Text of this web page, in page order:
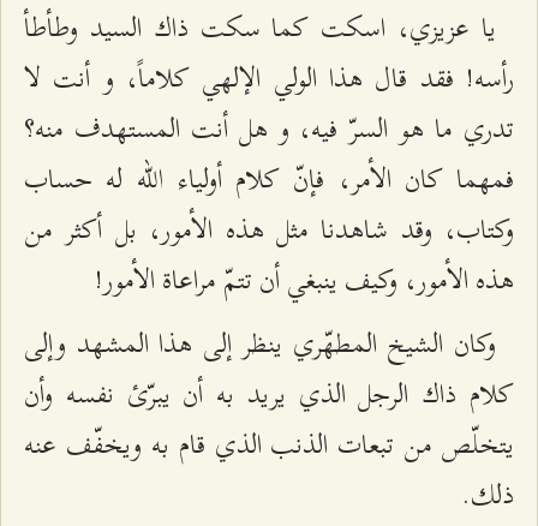
يا عزيزي، اسكت كما سكت ذاك السيد وطأطأ
رأسه! فقد قال هذا الولي الإلهي كلاماً، و أنت لا
تدري ما هو السرّ فيه، و هل أنت المستهدف منه؟
فمهما كان الأمر، فإنّ كلام أولياء الله له حساب
وكتاب، وقد شاهدنا مثل هذه الأمور، بل أكثر من
هذه الأمور، وكيف ينبغي أن تتمّ مراعاة الأمور!
وكان الشيخ المطهّري ينظر إلى هذا المشهد وإلى
كلام ذاك الرجل الذي يريد به أن يبرّئ نفسه وأن
يتخلّص من تبعات الذنب الذي قام به ويخفّف عنه
ذلك.